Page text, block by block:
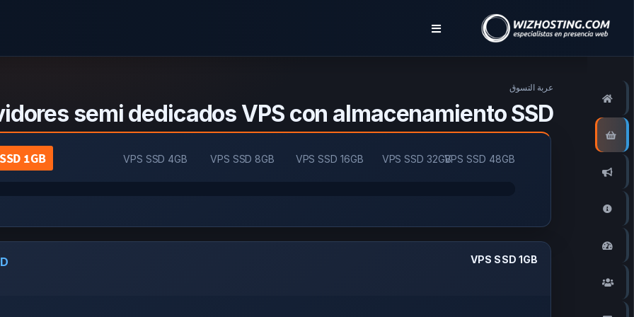
حالة الشبكة
عربة التسوق
semi dedicados VPS con almacenamiento SSD
1GB
1GB VPS SSD 4GB VPS SSD 8GB VPS SSD 16GB VPS SSD 32GBVPS SSD 48GB
VPS SSD 1GB